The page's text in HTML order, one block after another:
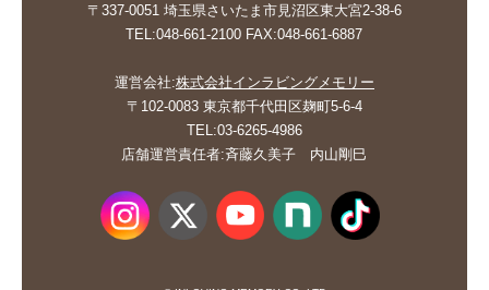
〒337-0051 埼玉県さいたま市見沼区東大宮2-38-6
TEL:048-661-2100 FAX:048-661-6887
運営会社:株式会社インラビングメモリー
〒102-0083 東京都千代田区麹町5-6-4
TEL:03-6265-4986
店舗運営責任者:斉藤久美子 内山剛巳